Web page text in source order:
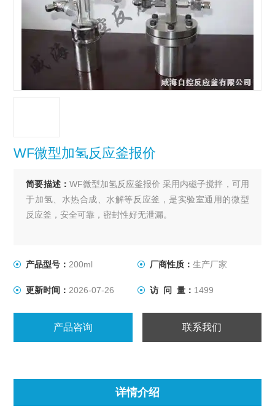
WF微型加氢反应釜报价
简要描述： WF微型加氢反应釜报价 采用内磁子搅拌，可用
于加氢、水热合成、水解等反应釜，是实验室通用的微型
反应釜，安全可靠，密封性好无泄漏。
产品型号： 200ml 厂商性质： 生产厂家
更新时间： 2026-07-26 访 问 量： 1499
产品咨询 联系我们
详情介绍